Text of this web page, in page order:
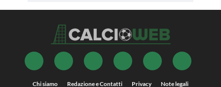
Chi siamo Redazione e Contatti Privacy Note legali